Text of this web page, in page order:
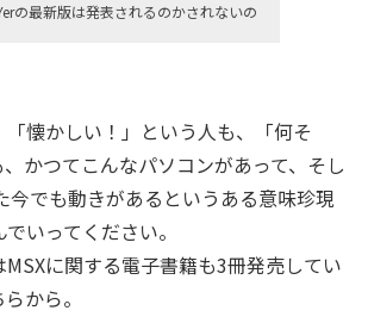
の最新版は発表されるのかされないの
懐かしい！」という人も、「何そ
かつてこんなパソコンがあって、そし
今でも動きがあるというある意味珍現
いってください。
に関する電子書籍も3冊発売してい
から。